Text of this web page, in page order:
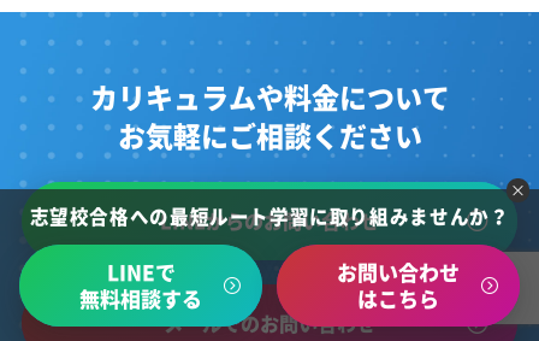
カリキュラムや料金について
お気軽にご相談ください
LINEからのお問い合わせ
メールでのお問い合わせ
志望校合格への最短ルート学習に取り組みませんか？
LINEで
無料相談する
お問い合わせ
はこちら